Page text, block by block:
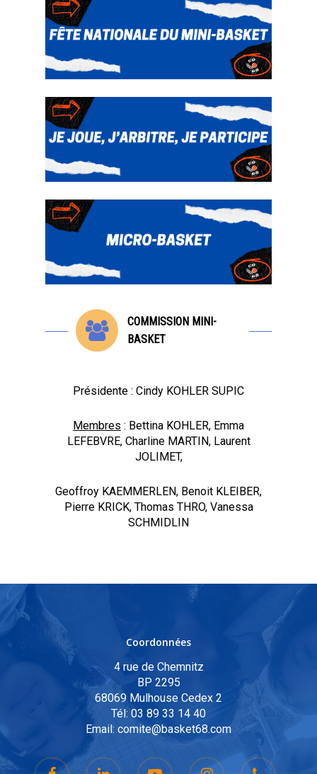
COMMISSION MINI-
BASKET
Présidente : Cindy KOHLER SUPIC
Membres : Bettina KOHLER, Emma
LEFEBVRE, Charline MARTIN, Laurent
JOLIMET,
Geoffroy KAEMMERLEN, Benoit KLEIBER,
Pierre KRICK, Thomas THRO, Vanessa
SCHMIDLIN
Coordonnées
4 rue de Chemnitz
BP 2295
68069 Mulhouse Cedex 2
Tél: 03 89 33 14 40
Email: comite@basket68.com